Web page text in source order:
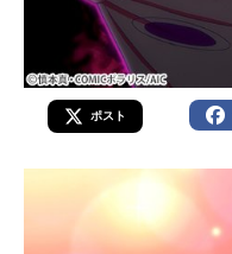
ポスト